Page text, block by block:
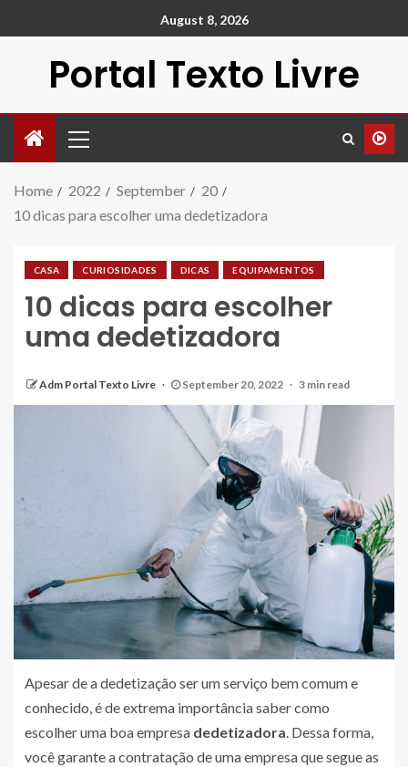
August 8, 2026
Portal Texto Livre
Home 2022 September
20
10 dicas para escolher uma dedetizadora
CASA CURIOSIDADES DICAS EQUIPAMENTOS
10 dicas para escolher
uma dedetizadora
Adm Portal Texto Livre September 20, 2022 3 min read
Apesar de a dedetização ser um serviço bem comum e
conhecido, é de extrema importância saber como
escolher uma boa empresa dedetizadora . Dessa forma,
você garante a contratação de uma empresa que segue as